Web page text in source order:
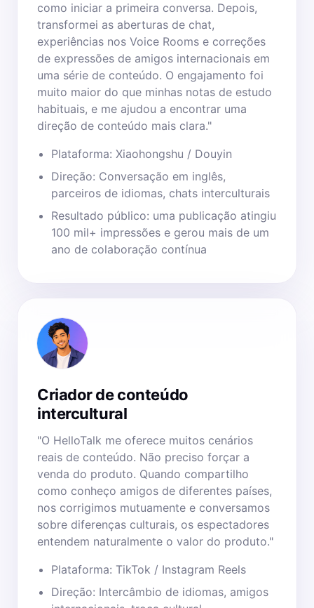
como iniciar a primeira conversa. Depois,
transformei as aberturas de chat,
experiências nos Voice Rooms e correções
de expressões de amigos internacionais em
uma série de conteúdo. O engajamento foi
muito maior do que minhas notas de estudo
habituais, e me ajudou a encontrar uma
direção de conteúdo mais clara."
Plataforma: Xiaohongshu / Douyin
Direção: Conversação em inglês,
parceiros de idiomas, chats interculturais
Resultado público: uma publicação atingiu
100 mil+ impressões e gerou mais de um
ano de colaboração contínua
Criador de conteúdo
intercultural
"O HelloTalk me oferece muitos cenários
reais de conteúdo. Não preciso forçar a
venda do produto. Quando compartilho
como conheço amigos de diferentes países,
nos corrigimos mutuamente e conversamos
sobre diferenças culturais, os espectadores
entendem naturalmente o valor do produto."
Plataforma: TikTok / Instagram Reels
Direção: Intercâmbio de idiomas, amigos